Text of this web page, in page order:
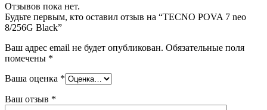
Отзывов пока нет.
Будьте первым, кто оставил отзыв на “TECNO POVA 7 neo
8/256G Black”
Ваш адрес email не будет опубликован. Обязательные поля
помечены *
Ваша оценка *
Ваш отзыв *